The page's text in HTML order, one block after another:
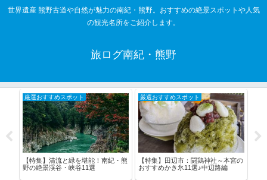
世界遺産 熊野古道や自然が魅力の南紀・熊野。おすすめの絶景スポットや人気
の観光名所をご紹介します。
旅ログ南紀・熊野
厳選おすすめスポット
【特集】清流と緑を堪能！南紀・熊
野の絶景渓谷・峡谷11選
厳選おすすめスポット
【特集】田辺市：闘鶏神社～本宮の
おすすめかき氷11選♪中辺路編